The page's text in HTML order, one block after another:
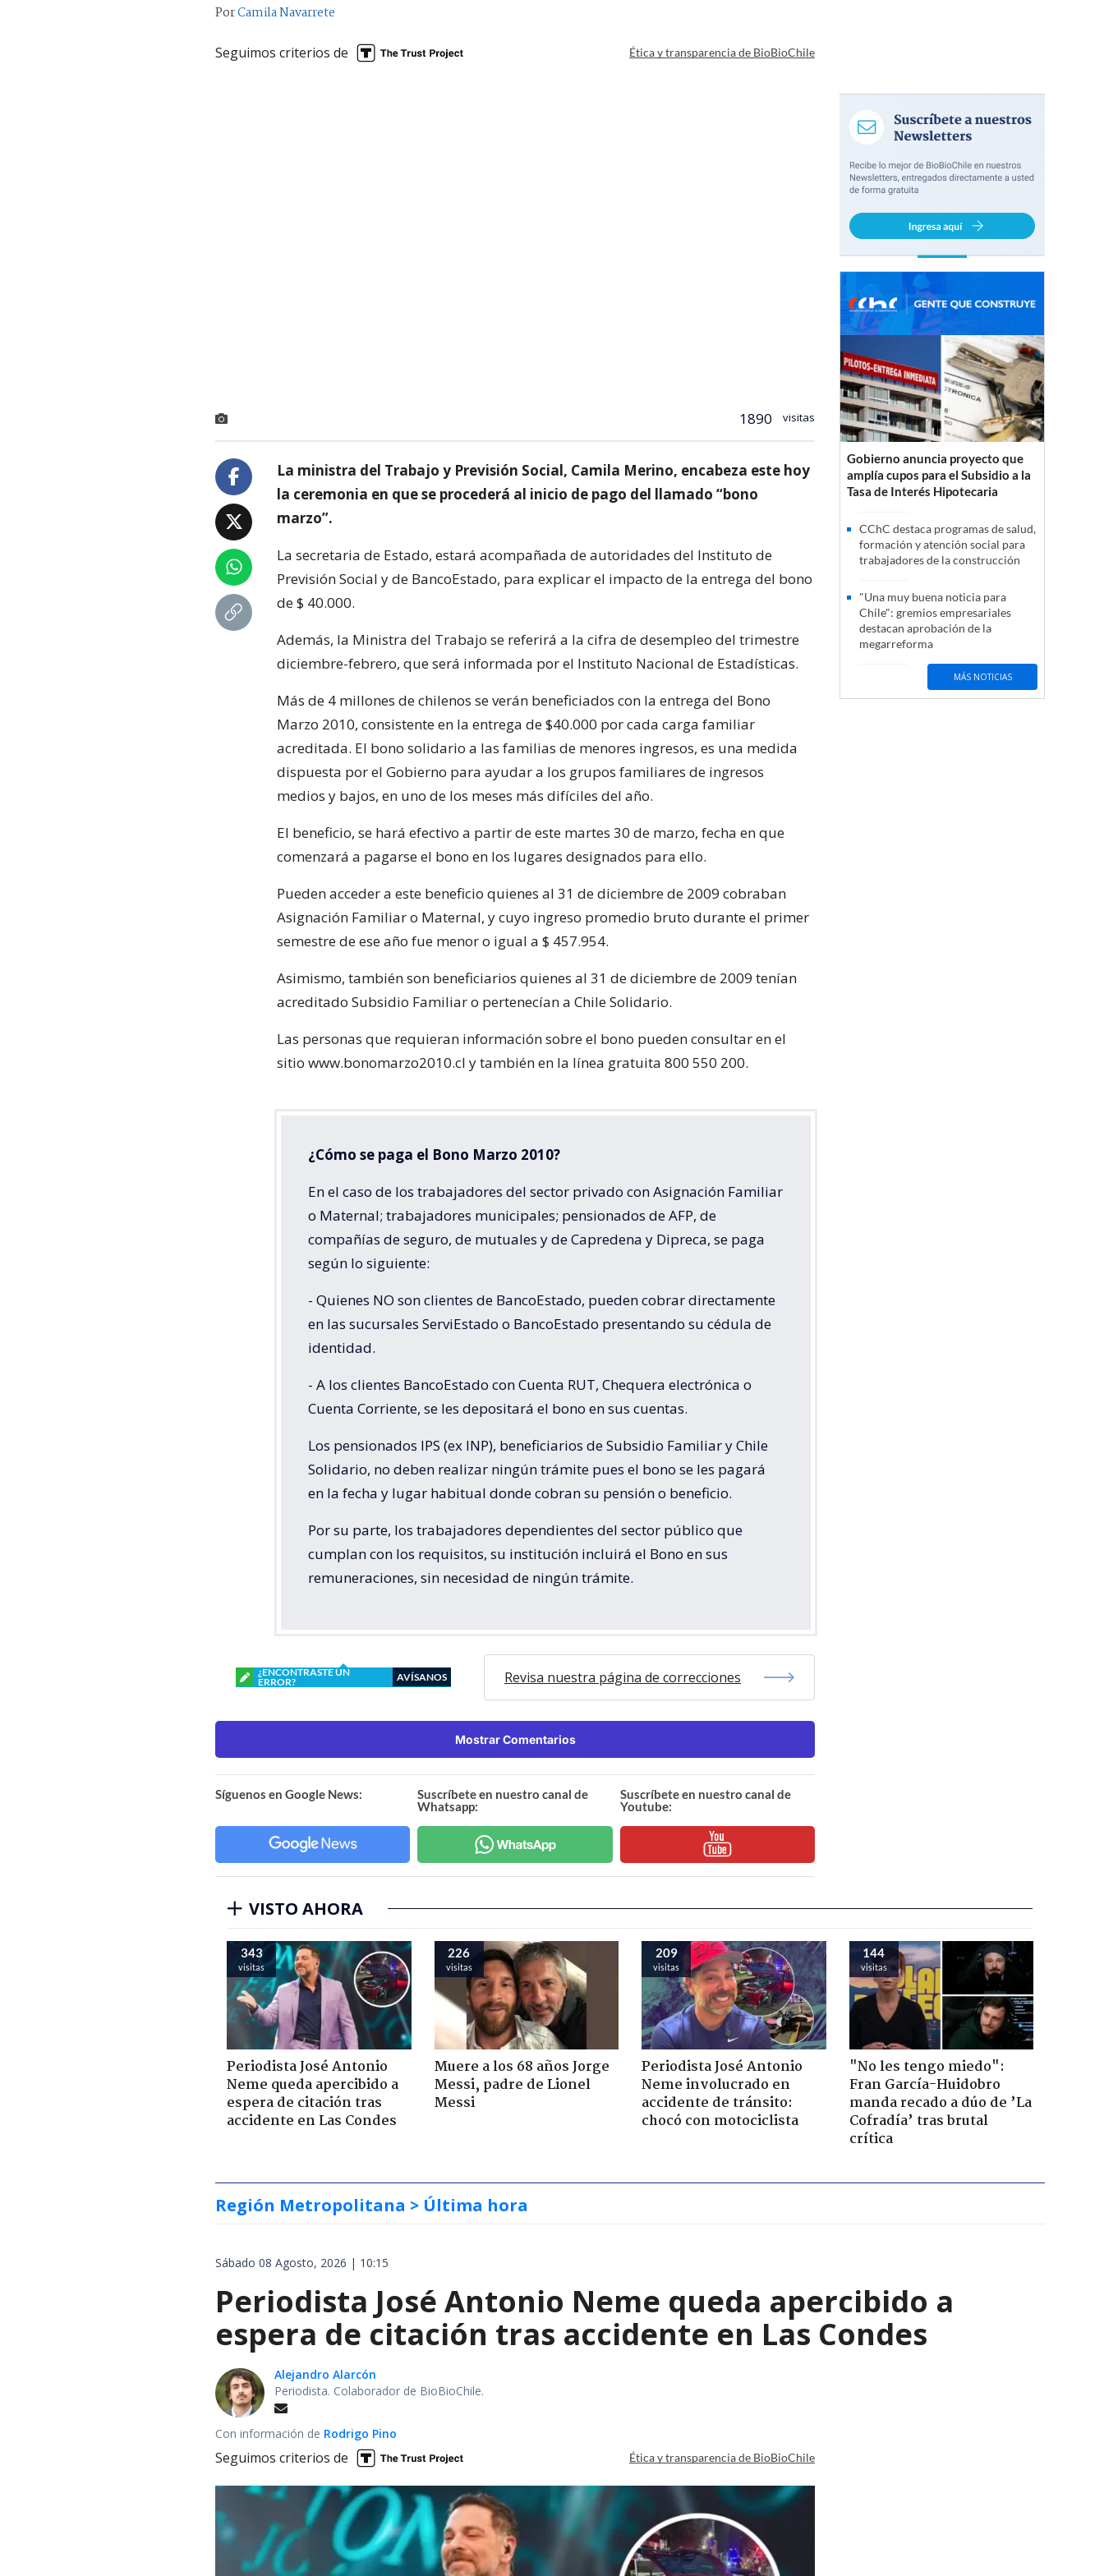
PorCamila Navarrete
Seguimos criterios de Ética y transparencia de BioBioChile
1890 visitas
La ministra del Trabajo y Previsión Social, Camila Merino, encabeza este hoy
la ceremonia en que se procederá al inicio de pago del llamado “bono
marzo”.
La secretaria de Estado, estará acompañada de autoridades del Instituto de
Previsión Social y de BancoEstado, para explicar el impacto de la entrega del bono
de $ 40.000.
Además, la Ministra del Trabajo se referirá a la cifra de desempleo del trimestre
diciembre-febrero, que será informada por el Instituto Nacional de Estadísticas.
Más de 4 millones de chilenos se verán beneficiados con la entrega del Bono
Marzo 2010, consistente en la entrega de $40.000 por cada carga familiar
acreditada. El bono solidario a las familias de menores ingresos, es una medida
dispuesta por el Gobierno para ayudar a los grupos familiares de ingresos
medios y bajos, en uno de los meses más difíciles del año.
El beneficio, se hará efectivo a partir de este martes 30 de marzo, fecha en que
comenzará a pagarse el bono en los lugares designados para ello.
Pueden acceder a este beneficio quienes al 31 de diciembre de 2009 cobraban
Asignación Familiar o Maternal, y cuyo ingreso promedio bruto durante el primer
semestre de ese año fue menor o igual a $ 457.954.
Asimismo, también son beneficiarios quienes al 31 de diciembre de 2009 tenían
acreditado Subsidio Familiar o pertenecían a Chile Solidario.
Las personas que requieran información sobre el bono pueden consultar en el
sitio www.bonomarzo2010.cl y también en la línea gratuita 800 550 200.
¿Cómo se paga el Bono Marzo 2010?
En el caso de los trabajadores del sector privado con Asignación Familiar
o Maternal; trabajadores municipales; pensionados de AFP, de
compañías de seguro, de mutuales y de Capredena y Dipreca, se paga
según lo siguiente:
- Quienes NO son clientes de BancoEstado, pueden cobrar directamente
en las sucursales ServiEstado o BancoEstado presentando su cédula de
identidad.
- A los clientes BancoEstado con Cuenta RUT, Chequera electrónica o
Cuenta Corriente, se les depositará el bono en sus cuentas.
Los pensionados IPS (ex INP), beneficiarios de Subsidio Familiar y Chile
Solidario, no deben realizar ningún trámite pues el bono se les pagará
en la fecha y lugar habitual donde cobran su pensión o beneficio.
Por su parte, los trabajadores dependientes del sector público que
cumplan con los requisitos, su institución incluirá el Bono en sus
remuneraciones, sin necesidad de ningún trámite.
¿ENCONTRASTE UN
ERROR?
AVÍSANOS Revisa nuestra página de correcciones
Mostrar Comentarios
Síguenos en Google News:
Suscríbete en nuestro canal de
Whatsapp:
Suscríbete en nuestro canal de
Youtube:
Gobierno anuncia proyecto que
amplía cupos para el Subsidio a la
Tasa de Interés Hipotecaria
CChC destaca programas de salud,
formación y atención social para
trabajadores de la construcción
"Una muy buena noticia para
Chile": gremios empresariales
destacan aprobación de la
megarreforma
MÁS NOTICIAS
VISTO AHORA
343
visitas
Periodista José Antonio
Neme queda apercibido a
espera de citación tras
accidente en Las Condes
226
visitas
Muere a los 68 años Jorge
Messi, padre de Lionel
Messi
209
visitas
Periodista José Antonio
Neme involucrado en
accidente de tránsito:
chocó con motociclista
144
visitas
"No les tengo miedo":
Fran García-Huidobro
manda recado a dúo de ’La
Cofradía’ tras brutal
crítica
Región Metropolitana > Última hora
Sábado 08 Agosto, 2026 | 10:15
Periodista José Antonio Neme queda apercibido a
espera de citación tras accidente en Las Condes
Alejandro Alarcón
Periodista. Colaborador de BioBioChile.
Con información de Rodrigo Pino
Seguimos criterios de Ética y transparencia de BioBioChile